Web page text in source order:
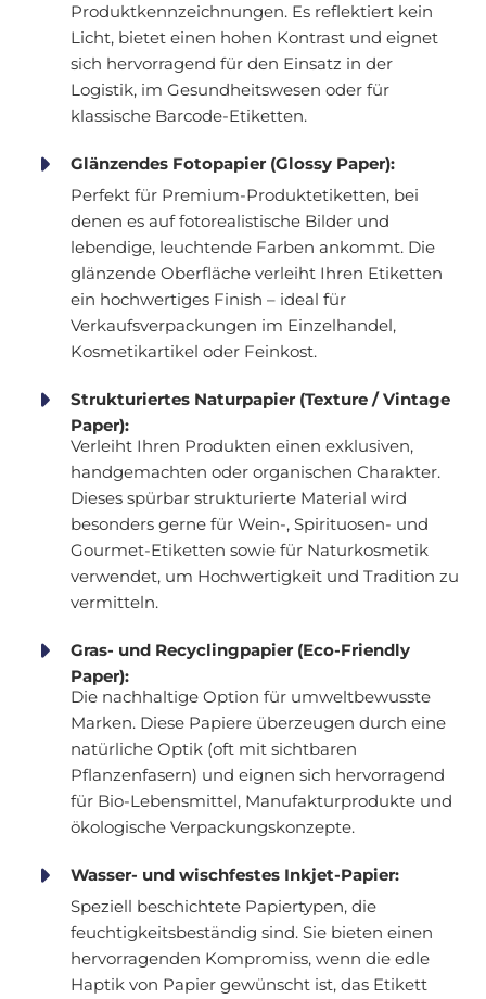
Produktkennzeichnungen. Es reflektiert kein
Licht, bietet einen hohen Kontrast und eignet
sich hervorragend für den Einsatz in der
Logistik, im Gesundheitswesen oder für
klassische Barcode-Etiketten.
Glänzendes Fotopapier (Glossy Paper):
Perfekt für Premium-Produktetiketten, bei
denen es auf fotorealistische Bilder und
lebendige, leuchtende Farben ankommt. Die
glänzende Oberfläche verleiht Ihren Etiketten
ein hochwertiges Finish – ideal für
Verkaufsverpackungen im Einzelhandel,
Kosmetikartikel oder Feinkost.
Strukturiertes Naturpapier (Texture / Vintage
Paper):
Verleiht Ihren Produkten einen exklusiven,
handgemachten oder organischen Charakter.
Dieses spürbar strukturierte Material wird
besonders gerne für Wein-, Spirituosen- und
Gourmet-Etiketten sowie für Naturkosmetik
verwendet, um Hochwertigkeit und Tradition zu
vermitteln.
Gras- und Recyclingpapier (Eco-Friendly
Paper):
Die nachhaltige Option für umweltbewusste
Marken. Diese Papiere überzeugen durch eine
natürliche Optik (oft mit sichtbaren
Pflanzenfasern) und eignen sich hervorragend
für Bio-Lebensmittel, Manufakturprodukte und
ökologische Verpackungskonzepte.
Wasser- und wischfestes Inkjet-Papier:
Speziell beschichtete Papiertypen, die
feuchtigkeitsbeständig sind. Sie bieten einen
hervorragenden Kompromiss, wenn die edle
Haptik von Papier gewünscht ist, das Etikett